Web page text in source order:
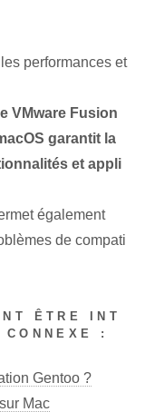
performances et
VMware Fusion
garantit la
et appli
également
de compati
ÊTRE INT
:
Gentoo ?
Mac